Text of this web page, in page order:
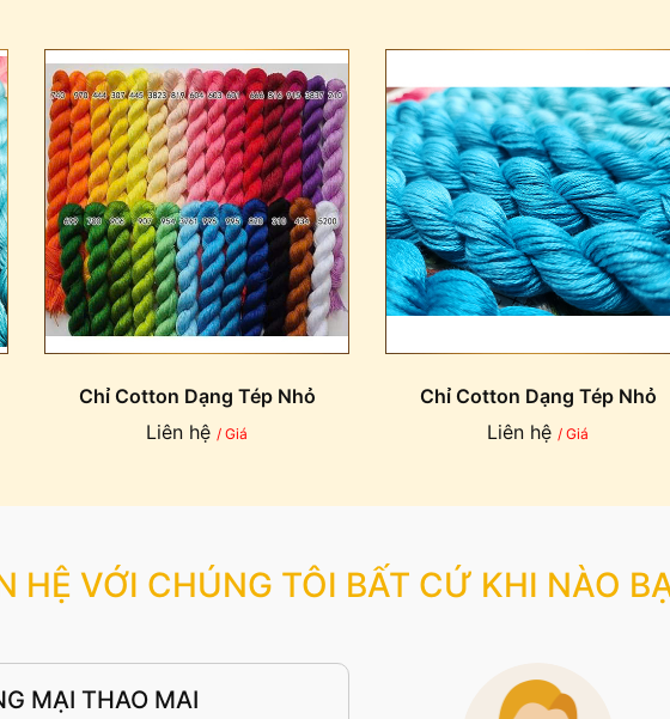
Chỉ Cotton Dạng Tép Nhỏ
Liên hệ / Giá
Chỉ Cotton Dạng Tép Nhỏ
Liên hệ / Giá
HỆ VỚI CHÚNG TÔI BẤT CỨ KHI NÀO
MẠI THAO MAI